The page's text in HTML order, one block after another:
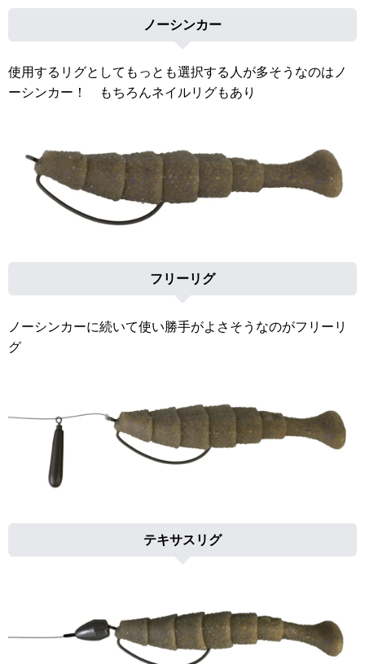
ノーシンカー
使用するリグとしてもっとも選択する人が多そうなのはノ
ーシンカー！ もちろんネイルリグもあり
フリーリグ
ノーシンカーに続いて使い勝手がよさそうなのがフリーリ
グ
テキサスリグ